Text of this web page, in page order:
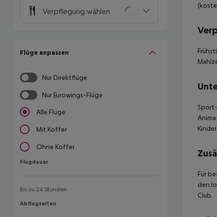
Verpflegung wählen
Flüge anpassen
Nur Direktflüge
Nur Eurowings-Flüge
Alle Flüge
Mit Koffer
Ohne Koffer
Flugdauer
Flugdauer
Bis zu 24 Stunden
Abflugzeiten
Abflugzeiten
Für
den
Club.